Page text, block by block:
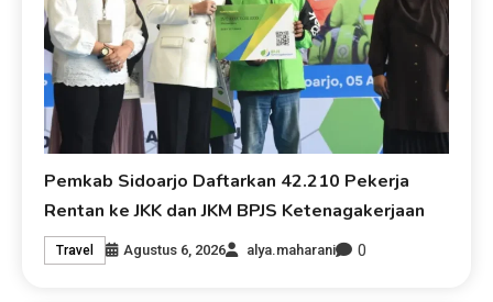
Pemkab Sidoarjo Daftarkan 42.210 Pekerja
Rentan ke JKK dan JKM BPJS Ketenagakerjaan
Travel Agustus 6, 2026 alya.maharani 0